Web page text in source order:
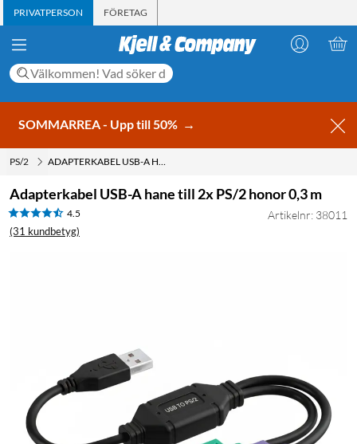
PRIVATPERSON FÖRETAG
SOMMARREA - Upp till 50% →
PS/2 ADAPTERKABEL USB-A HANE TILL 2X PS/2 HONOR 0,3 M
Adapterkabel USB-A hane till 2x PS/2 honor 0,3 m
4.5
(31 kundbetyg)
Artikelnr: 38011